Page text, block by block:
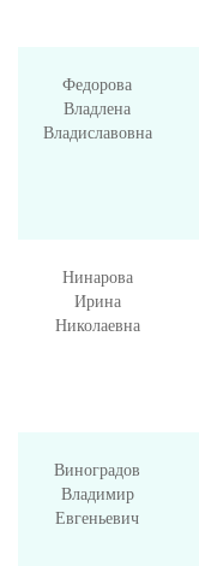
Федорова
Владлена
Владиславовна
Нинарова
Ирина
Николаевна
Виноградов
Владимир
Евгеньевич